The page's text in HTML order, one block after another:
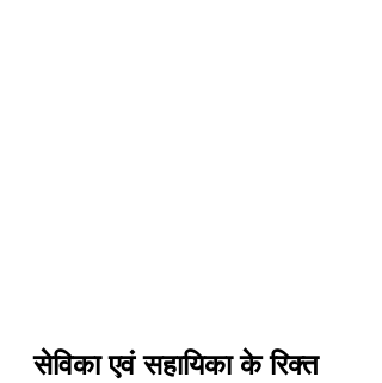
सेविका एवं सहायिका के रिक्त